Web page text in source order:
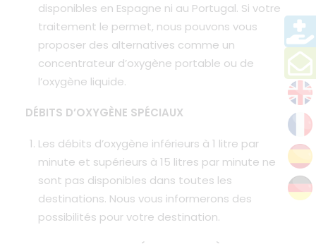
disponibles en Espagne ni au Portugal. Si votre
traitement le permet, nous pouvons vous
proposer des alternatives comme un
concentrateur d’oxygène portable ou de
l’oxygène liquide.
DÉBITS D’OXYGÈNE SPÉCIAUX
Les débits d’oxygène inférieurs à 1 litre par
minute et supérieurs à 15 litres par minute ne
sont pas disponibles dans toutes les
destinations. Nous vous informerons des
possibilités pour votre destination.